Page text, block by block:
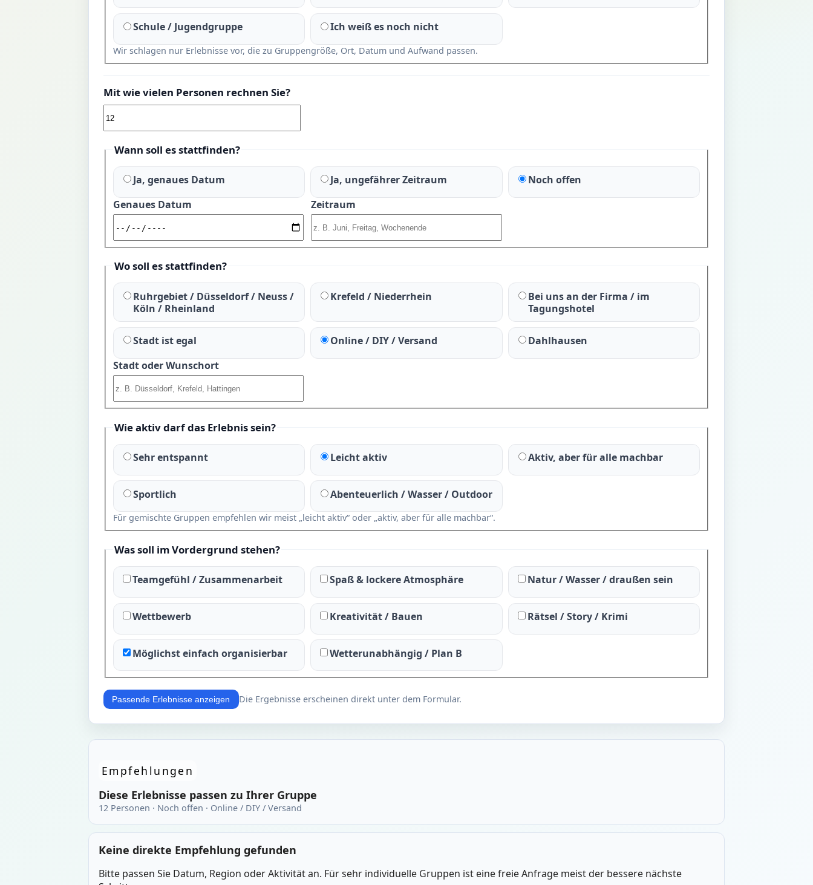
Schule / Jugendgruppe Ich weiß es noch nicht
Wir schlagen nur Erlebnisse vor, die zu Gruppengröße, Ort, Datum und Aufwand passen.
Mit wie vielen Personen rechnen Sie?
Wann soll es stattfinden?
Ja, genaues Datum Ja, ungefährer Zeitraum
Noch offen
Genaues Datum
Zeitraum
Wo soll es stattfinden?
Ruhrgebiet / Düsseldorf / Neuss /
Köln / Rheinland
Krefeld / Niederrhein
Bei uns an der Firma / im
Tagungshotel
Stadt ist egal Online / DIY / Versand
Dahlhausen
Stadt oder Wunschort
Wie aktiv darf das Erlebnis sein?
Sehr entspannt Leicht aktiv Aktiv, aber für alle machbar
Sportlich Abenteuerlich / Wasser / Outdoor
Für gemischte Gruppen empfehlen wir meist „leicht aktiv“ oder „aktiv, aber für alle machbar“.
Was soll im Vordergrund stehen?
Teamgefühl / Zusammenarbeit Spaß & lockere Atmosphäre Natur / Wasser / draußen sein
Wettbewerb Kreativität / Bauen Rätsel / Story / Krimi
Möglichst einfach organisierbar Wetterunabhängig / Plan B
Passende Erlebnisse anzeigen Die Ergebnisse erscheinen direkt unter dem Formular.
Empfehlungen
Diese Erlebnisse passen zu Ihrer Gruppe
12 Personen · Noch offen · Online / DIY / Versand
Keine direkte Empfehlung gefunden
Bitte passen Sie Datum, Region oder Aktivität an. Für sehr individuelle Gruppen ist eine freie Anfrage meist der bessere nächste